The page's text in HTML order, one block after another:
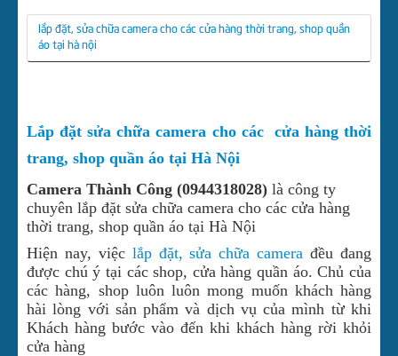
DOWNLOAD
lắp đặt, sửa chữa camera cho các cửa hàng thời trang, shop quần
áo tại hà nội
Lắp đặt sửa chữa camera cho các cửa hàng thời
trang, shop quần áo tại Hà Nội
Camera Thành Công (0944318028) là công ty
chuyên lắp đặt sửa chữa camera cho các cửa hàng
thời trang, shop quần áo tại Hà Nội
Hiện nay, việc lắp đặt, sửa chữa camera đều đang
được chú ý tại các shop, cửa hàng quần áo. Chủ của
các hàng, shop luôn luôn mong muốn khách hàng
hài lòng với sản phẩm và dịch vụ của mình từ khi
Khách hàng bước vào đến khi khách hàng rời khỏi
cửa hàng